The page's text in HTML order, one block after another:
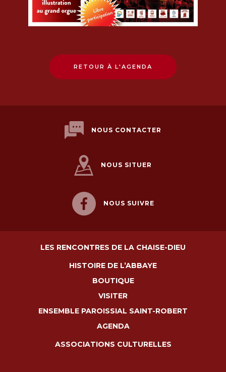
RETOUR À L'AGENDA
NOUS CONTACTER
NOUS SITUER
NOUS SUIVRE
LES RENCONTRES DE LA CHAISE-DIEU
HISTOIRE DE L’ABBAYE
BOUTIQUE
VISITER
ENSEMBLE PAROISSIAL SAINT-ROBERT
AGENDA
ASSOCIATIONS CULTURELLES